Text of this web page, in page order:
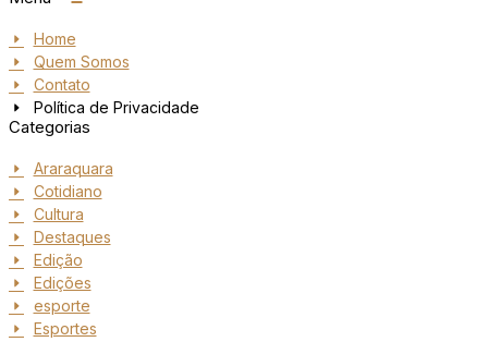
Home
Quem Somos
Contato
Política de Privacidade
Categorias
Araraquara
Cotidiano
Cultura
Destaques
Edição
Edições
esporte
Esportes